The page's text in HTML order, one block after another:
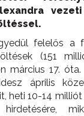
felelős a
(151
március 17. óta.
április
heti 10-14
hirdetésére,